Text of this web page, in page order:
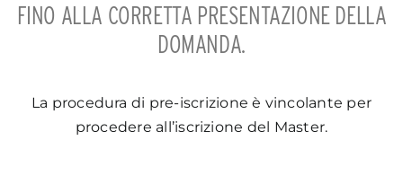
FINO ALLA CORRETTA PRESENTAZIONE DELLA
DOMANDA.
La procedura di pre-iscrizione è vincolante per
procedere all’iscrizione del Master.